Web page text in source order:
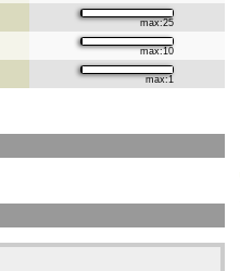
max:25
max:10
max:1